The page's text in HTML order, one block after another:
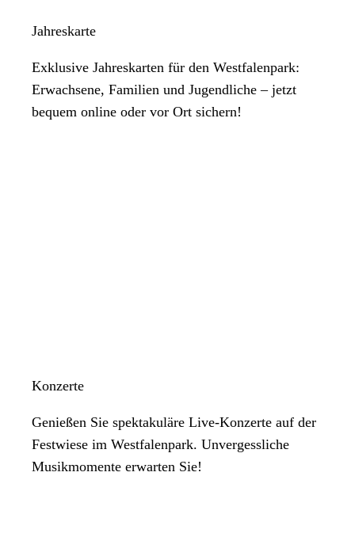
Jahreskarte
Exklusive Jahreskarten für den Westfalenpark:
Erwachsene, Familien und Jugendliche – jetzt
bequem online oder vor Ort sichern!
Konzerte
Genießen Sie spektakuläre Live-Konzerte auf der
Festwiese im Westfalenpark. Unvergessliche
Musikmomente erwarten Sie!